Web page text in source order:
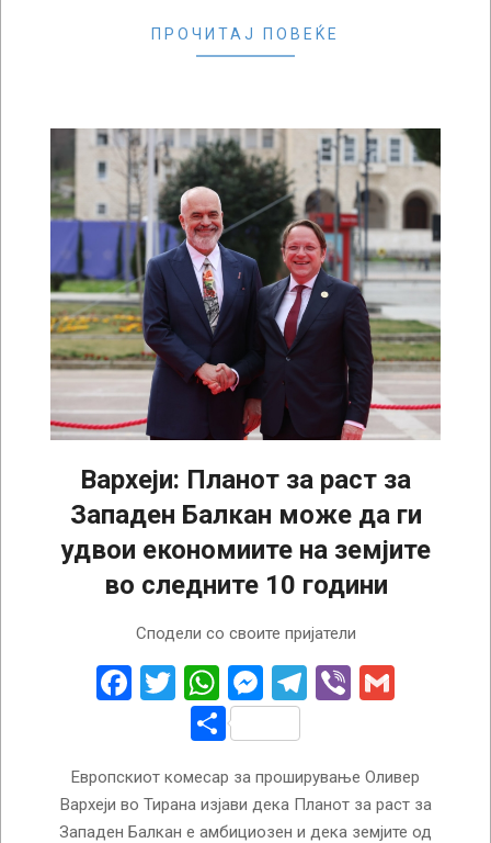
ПРОЧИТАЈ ПОВЕЌЕ
Вархеји: Планот за раст за
Западен Балкан може да ги
удвои економиите на земјите
во следните 10 години
Сподели со своите пријатели
Facebook
Twitter
WhatsApp
Messenger
Telegram
Viber
Share
Европскиот комесар за проширување Оливер
Вархеји во Тирана изјави дека Планот за раст за
Западен Балкан е амбициозен и дека земјите од